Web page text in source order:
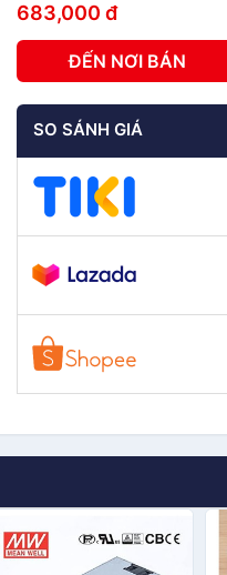
683,000 đ
ĐẾN NƠI BÁN
SO SÁNH GIÁ